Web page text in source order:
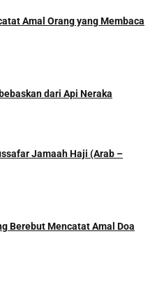
Amal Orang yang Membaca
dari Api Neraka
Jamaah Haji (Arab –
Berebut Mencatat Amal Doa